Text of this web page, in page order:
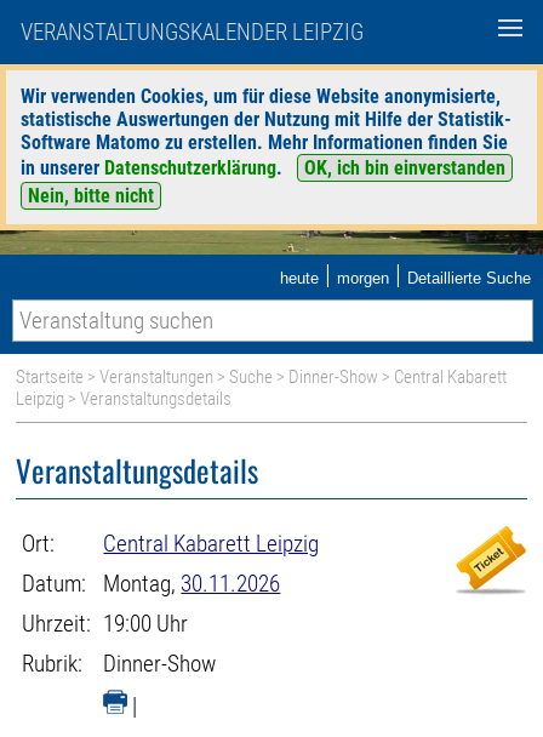
VERANSTALTUNGSKALENDER LEIPZIG
Wir verwenden Cookies, um für diese Website anonymisierte,
statistische Auswertungen der Nutzung mit Hilfe der Statistik-
Software Matomo zu erstellen. Mehr Informationen finden Sie
in unserer Datenschutzerklärung.
OK, ich bin einverstanden
Nein, bitte nicht
heute | morgen | Detaillierte Suche
Startseite >Veranstaltungen > Suche > Dinner-Show > Central Kabarett
Leipzig > Veranstaltungsdetails
Veranstaltungsdetails
Ort:
Central Kabarett Leipzig
Datum:
Montag, 30.11.2026
Uhrzeit: 19:00 Uhr
Rubrik:
Dinner-Show
|